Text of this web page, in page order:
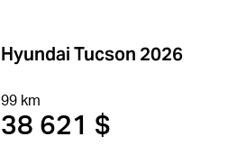
Hyundai Tucson 2026
99 km
38 621 $